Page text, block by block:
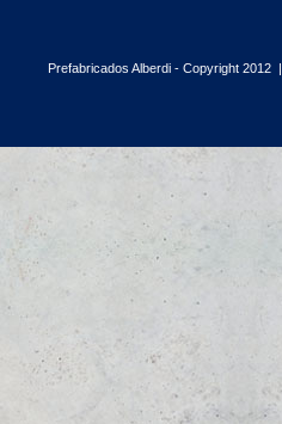
Prefabricados Alberdi - Copyright 2012 |